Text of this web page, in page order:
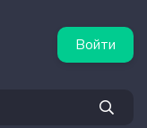
Войти